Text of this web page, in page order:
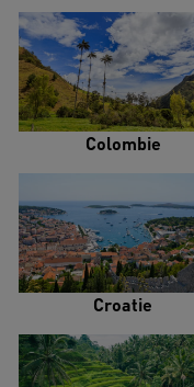
Colombie
Croatie